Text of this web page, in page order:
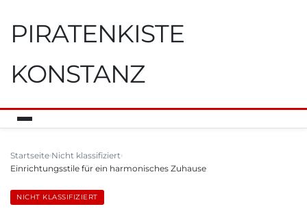
PIRATENKISTE
KONSTANZ
Startseite Nicht klassifiziert
Einrichtungsstile für ein harmonisches Zuhause
NICHT KLASSIFIZIERT